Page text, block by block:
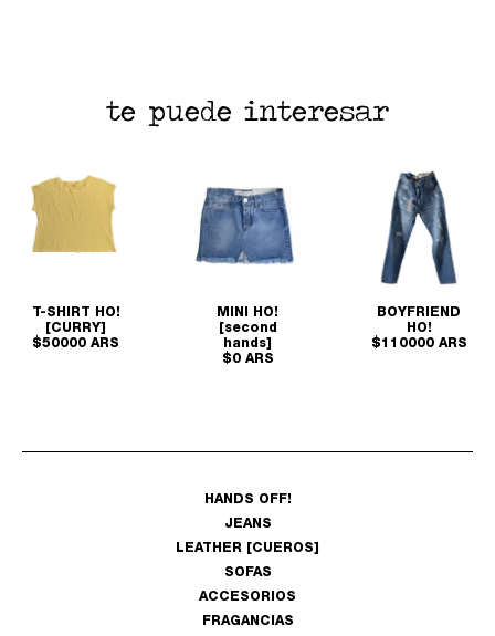
te puede interesar
T-SHIRT HO!
[CURRY]
$50000 ARS
MINI HO!
[second
hands]
$0 ARS
BOYFRIEND
HO!
$110000 ARS
HANDS OFF!
JEANS
LEATHER [CUEROS]
SOFAS
ACCESORIOS
FRAGANCIAS